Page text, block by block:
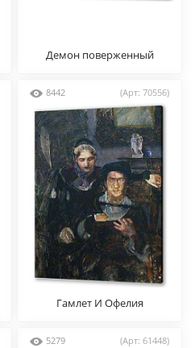
Демон поверженный
8442 (Арт: 70556)
Гамлет И Офелия
5279 (Арт: 61448)